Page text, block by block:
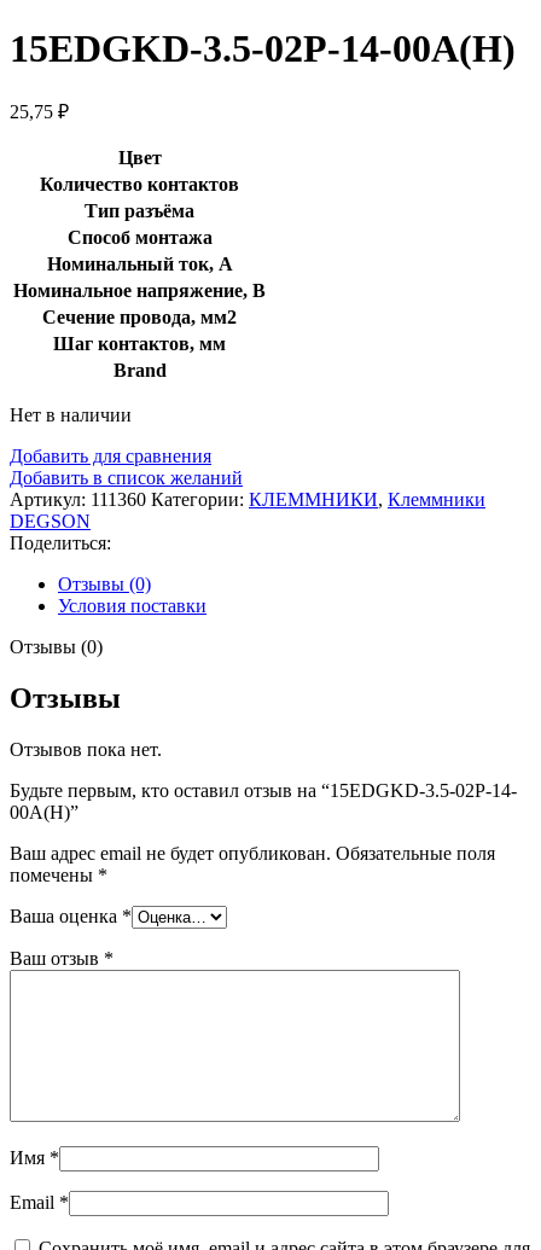
15EDGKD-3.5-02P-14-00A(H)
25,75 ₽
Цвет
Количество контактов
Тип разъёма
Способ монтажа
Номинальный ток, А
Номинальное напряжение, В
Сечение провода, мм2
Шаг контактов, мм
Brand
Нет в наличии
Добавить для сравнения
Добавить в список желаний
Артикул: 111360 Категории: КЛЕММНИКИ, Клеммники
DEGSON
Поделиться:
Отзывы (0)
Условия поставки
Отзывы (0)
Отзывы
Отзывов пока нет.
Будьте первым, кто оставил отзыв на “15EDGKD-3.5-02P-14-
00A(H)”
Ваш адрес email не будет опубликован. Обязательные поля
помечены *
Ваша оценка *
Ваш отзыв *
Имя *
Email *